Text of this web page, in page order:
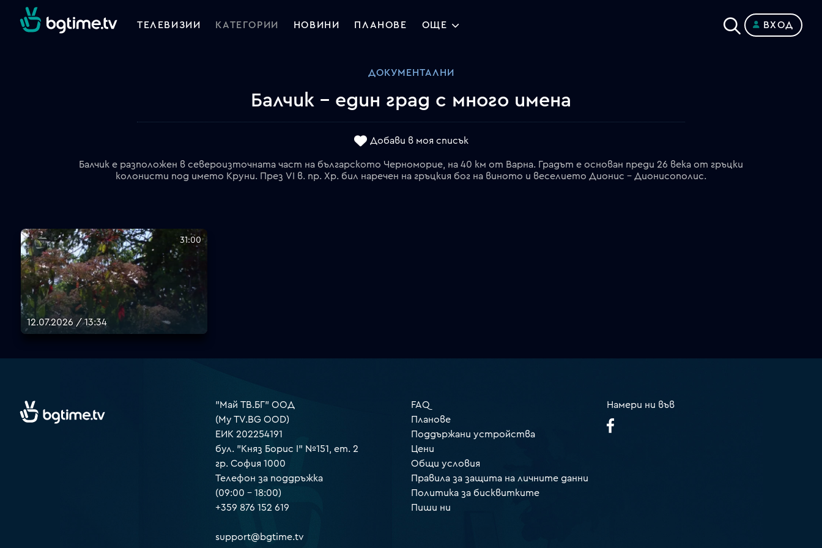
ТЕЛЕВИЗИИ КАТЕГОРИИ НОВИНИ ПЛАНОВЕ ОЩЕ ВХОД
ДОКУМЕНТАЛНИ
Балчик - един град с много имена
Добави в моя списък
Балчик е разположен в североизточната част на българското Черноморие, на 40 км от Варна. Градът е основан преди 26 века от гръцки
колонисти под името Круни. През VІ в. пр. Хр. бил наречен на гръцкия бог на виното и веселието Дионис – Дионисополис.
31:00
12.07.2026 / 13:34
"Май ТВ.БГ" ООД
(My TV.BG OOD)
ЕИК 202254191
бул. "Княз Борис I" №151, ет. 2
гр. София 1000
Телефон за поддръжка
(09:00 – 18:00)
+359 876 152 619
support@bgtime.tv
FAQ
Планове
Поддържани устройства
Цени
Общи условия
Правила за защита на личните данни
Политика за бисквитките
Пиши ни
Намери ни във